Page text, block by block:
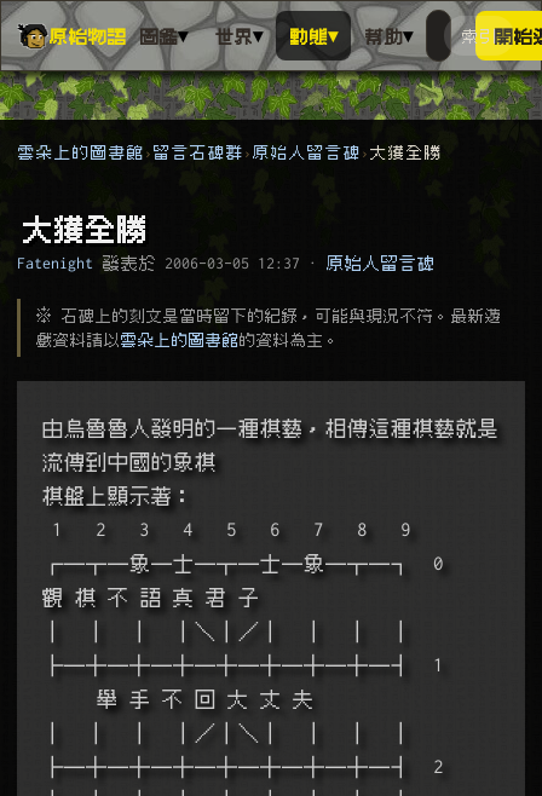
原始物語 圖鑑▾ 世界▾ 動態▾ 幫助▾
搜尋萬物
搜人物、
索引開始
雲朵上的圖書館 留言石碑群 原始人留言碑 大獲全勝
大獲全勝
Fatenight 發表於 2006-03-05 12:37 · 原始人留言碑
※ 石碑上的刻文是當時留下的紀錄，可能與現況不符。最新遊
戲資料請以 雲朵上的圖書館的資料為主。
由烏魯魯人發明的一種棋藝，相傳這種棋藝就是
流傳到中國的象棋
棋盤上顯示著：
1   2   3   4   5   6   7   8   9
┌─┬─象─士─┬─士─象─┬─┐  0
觀 棋 不 語 真 君 子
│  │  │  │＼│／│  │  │  │
├─┼─┼─┼─┼─┼─┼─┼─┤  1
     舉 手 不 回 大 丈 夫
│  │  │  │／│＼│  │  │  │
├─┼─┼─┼─┼─┼─┼─┼─┤  2